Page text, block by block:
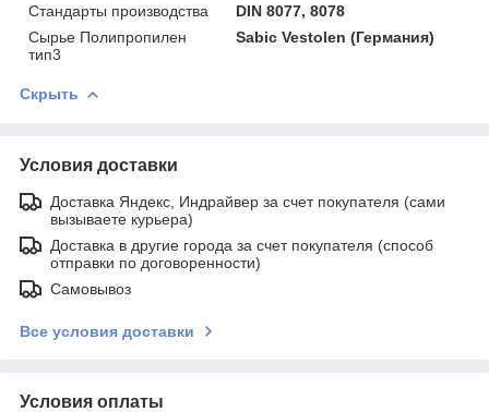
Стандарты производства
DIN 8077, 8078
Сырье Полипропилен
тип3
Sabic Vestolen (Германия)
Скрыть
Условия доставки
Доставка Яндекс, Индрайвер за счет покупателя (сами
вызываете курьера)
Доставка в другие города за счет покупателя (способ
отправки по договоренности)
Самовывоз
Все условия доставки
Условия оплаты